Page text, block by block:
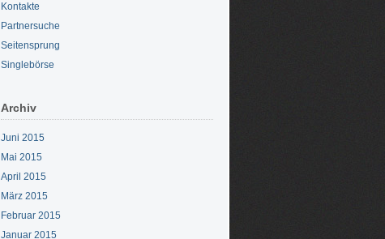
Kontakte
Partnersuche
Seitensprung
Singlebörse
Archiv
Juni 2015
Mai 2015
April 2015
März 2015
Februar 2015
Januar 2015